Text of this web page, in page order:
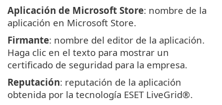
Aplicación de Microsoft Store: nombre de la
aplicación en Microsoft Store.
Firmante: nombre del editor de la aplicación.
Haga clic en el texto para mostrar un
certificado de seguridad para la empresa.
Reputación: reputación de la aplicación
obtenida por la tecnología ESET LiveGrid®.